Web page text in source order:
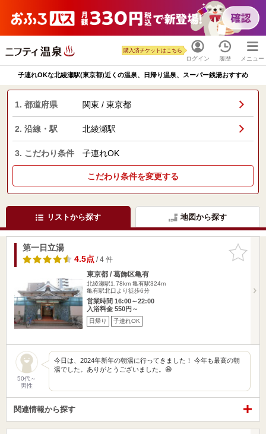
ログイン
購入済チケットはこちら
履歴 メニュー
子連れOKな北綾瀬駅(東京都)近くの温泉、日帰り温泉、スーパー銭湯おすすめ
1. 都道府県 関東 / 東京都
2. 沿線・駅 北綾瀬駅
3. こだわり条件 子連れOK
こだわり条件を変更する
リストから探す 地図から探す
お気に入
りに追加
第一日立湯
4.5点/ 4 件
東京都 / 葛飾区亀有
北綾瀬駅1.78km 亀有駅324m
亀有駅北口より徒歩6分
営業時間 16:00～22:00
入浴料金 550円～
日帰り 子連れOK
50代～
男性
今日は、2024年新年の朝湯に行ってきました！ 今年も最高の朝
湯でした。ありがとうございました。😄
関連情報から探す